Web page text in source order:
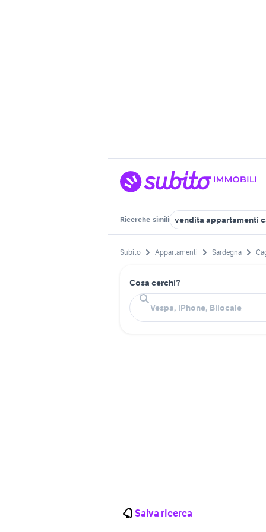
Ricerche simili vendita appartamenti
Subito Appartamenti Sardegna
Cosa cerchi?
Salva ricerca